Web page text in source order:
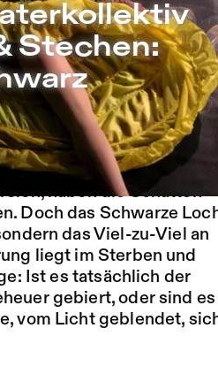
& Stechen: Schwarz –
Stechen:
der Leonore
Verließ, in das sie sich
haben die Schatten
Doch das Schwarze
das Viel-zu-Viel an
liegt im Sterben und
Ist es tatsächlich der
gebiert, oder sind es
vom Licht geblendet,